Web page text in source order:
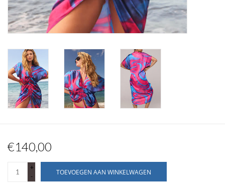
€140,00
+
-
TOEVOEGEN AAN WINKELWAGEN